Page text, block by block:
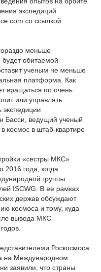
экспедиций
со ссылкой
меньше
обитаемой
ученым не меньше
платформа. Как
вращаться по очень
или управлять
Басси, ведущий ученый
космос в штаб-квартире
«сестры МКС»
2016 года, когда
группы
ISCWG. В ее рамках
держав обсуждают
космоса и тому, куда
вывода МКС
Роскосмоса
на Международном
заявили, что страны